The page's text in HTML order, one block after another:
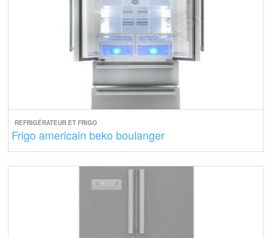
REFRIGÉRATEUR ET FRIGO
Frigo americain beko boulanger